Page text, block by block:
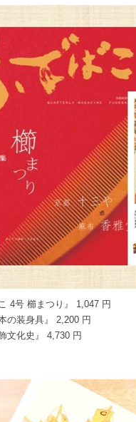
4号 櫛まつり』 1,047 円
の装身具』 2,200 円
文化史』 4,730 円